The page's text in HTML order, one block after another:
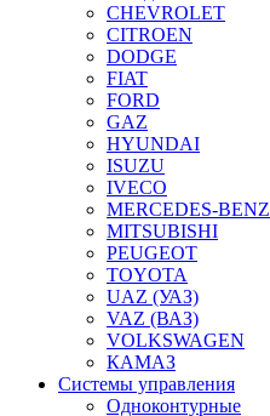
CHEVROLET
CITROEN
DODGE
FIAT
FORD
GAZ
HYUNDAI
ISUZU
IVECO
MERCEDES-BENZ
MITSUBISHI
PEUGEOT
TOYOTA
UAZ (УАЗ)
VAZ (ВАЗ)
VOLKSWAGEN
КАМАЗ
Системы управления
Одноконтурные